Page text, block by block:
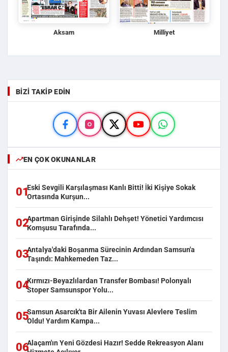
Aksam Milliyet
BIZI TAKIP EDIN
EN ÇOK OKUNANLAR
01Eski Sevgili Karşılaşması Kanlı Bitti! İki Kişiye Sokak
Ortasında Kurşun...
02Apartman Girişinde Silahlı Dehşet! Yönetici Yardımcısı
Komşusu Tarafında...
03Antalya'daki Boşanma Sürecinin Ardından Samsun'a
Taşındı: Mahkemeden Taz...
04Kırmızı-Beyazlılardan Transfer Bombası! Polonyalı
Stoper Samsunspor Yolu...
05Samsun Asarcık'ta Bir Ailenin Yuvası Alevlere Teslim
Oldu! Yardım Kampa...
06Alaçam'ın Yeni Gözdesi Hazır! Sedde Rekreasyon Alanı